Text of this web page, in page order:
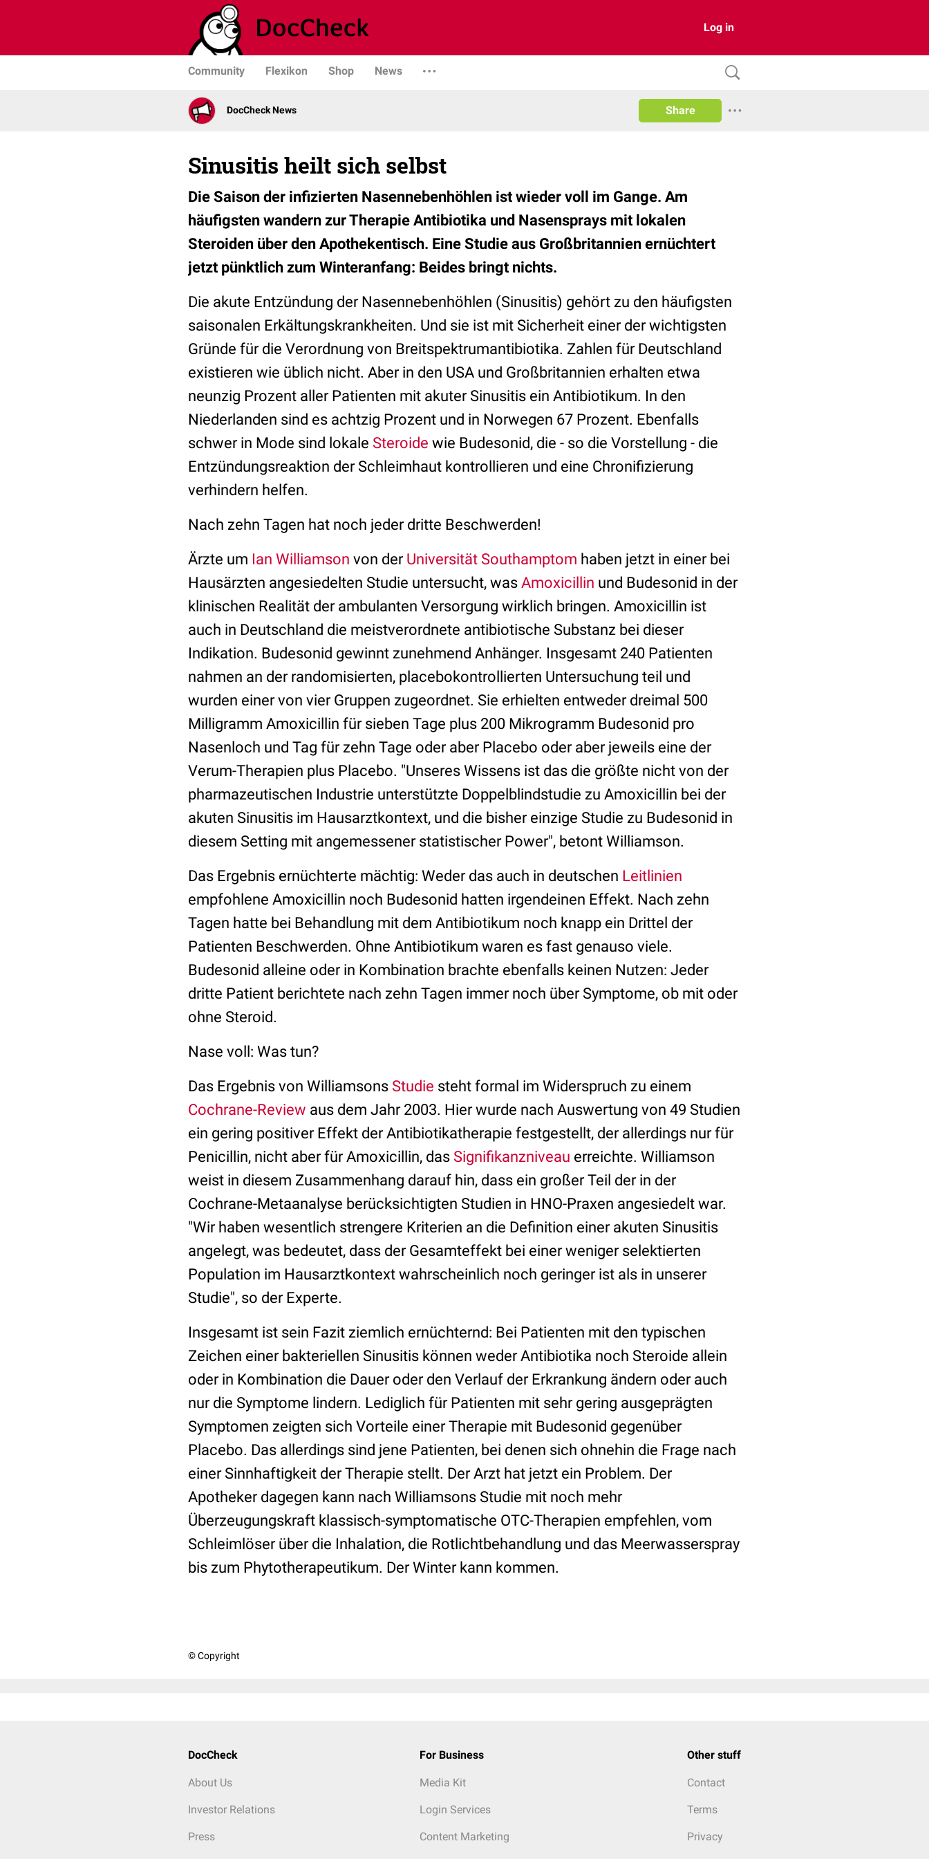
Log in
Community Flexikon Shop News
DocCheck News Share
Sinusitis heilt sich selbst
Die Saison der infizierten Nasennebenhöhlen ist wieder voll im Gange. Am
häufigsten wandern zur Therapie Antibiotika und Nasensprays mit lokalen
Steroiden über den Apothekentisch. Eine Studie aus Großbritannien ernüchtert
jetzt pünktlich zum Winteranfang: Beides bringt nichts.
Die akute Entzündung der Nasennebenhöhlen (Sinusitis) gehört zu den häufigsten
saisonalen Erkältungskrankheiten. Und sie ist mit Sicherheit einer der wichtigsten
Gründe für die Verordnung von Breitspektrumantibiotika. Zahlen für Deutschland
existieren wie üblich nicht. Aber in den USA und Großbritannien erhalten etwa
neunzig Prozent aller Patienten mit akuter Sinusitis ein Antibiotikum. In den
Niederlanden sind es achtzig Prozent und in Norwegen 67 Prozent. Ebenfalls
schwer in Mode sind lokale Steroide wie Budesonid, die - so die Vorstellung - die
Entzündungsreaktion der Schleimhaut kontrollieren und eine Chronifizierung
verhindern helfen.
Nach zehn Tagen hat noch jeder dritte Beschwerden!
Ärzte um Ian Williamson von der Universität Southamptom haben jetzt in einer bei
Hausärzten angesiedelten Studie untersucht, was Amoxicillin und Budesonid in der
klinischen Realität der ambulanten Versorgung wirklich bringen. Amoxicillin ist
auch in Deutschland die meistverordnete antibiotische Substanz bei dieser
Indikation. Budesonid gewinnt zunehmend Anhänger. Insgesamt 240 Patienten
nahmen an der randomisierten, placebokontrollierten Untersuchung teil und
wurden einer von vier Gruppen zugeordnet. Sie erhielten entweder dreimal 500
Milligramm Amoxicillin für sieben Tage plus 200 Mikrogramm Budesonid pro
Nasenloch und Tag für zehn Tage oder aber Placebo oder aber jeweils eine der
Verum-Therapien plus Placebo. "Unseres Wissens ist das die größte nicht von der
pharmazeutischen Industrie unterstützte Doppelblindstudie zu Amoxicillin bei der
akuten Sinusitis im Hausarztkontext, und die bisher einzige Studie zu Budesonid in
diesem Setting mit angemessener statistischer Power", betont Williamson.
Das Ergebnis ernüchterte mächtig: Weder das auch in deutschen Leitlinien
empfohlene Amoxicillin noch Budesonid hatten irgendeinen Effekt. Nach zehn
Tagen hatte bei Behandlung mit dem Antibiotikum noch knapp ein Drittel der
Patienten Beschwerden. Ohne Antibiotikum waren es fast genauso viele.
Budesonid alleine oder in Kombination brachte ebenfalls keinen Nutzen: Jeder
dritte Patient berichtete nach zehn Tagen immer noch über Symptome, ob mit oder
ohne Steroid.
Nase voll: Was tun?
Das Ergebnis von Williamsons Studie steht formal im Widerspruch zu einem
Cochrane-Review aus dem Jahr 2003. Hier wurde nach Auswertung von 49 Studien
ein gering positiver Effekt der Antibiotikatherapie festgestellt, der allerdings nur für
Penicillin, nicht aber für Amoxicillin, das Signifikanzniveau erreichte. Williamson
weist in diesem Zusammenhang darauf hin, dass ein großer Teil der in der
Cochrane-Metaanalyse berücksichtigten Studien in HNO-Praxen angesiedelt war.
"Wir haben wesentlich strengere Kriterien an die Definition einer akuten Sinusitis
angelegt, was bedeutet, dass der Gesamteffekt bei einer weniger selektierten
Population im Hausarztkontext wahrscheinlich noch geringer ist als in unserer
Studie", so der Experte.
Insgesamt ist sein Fazit ziemlich ernüchternd: Bei Patienten mit den typischen
Zeichen einer bakteriellen Sinusitis können weder Antibiotika noch Steroide allein
oder in Kombination die Dauer oder den Verlauf der Erkrankung ändern oder auch
nur die Symptome lindern. Lediglich für Patienten mit sehr gering ausgeprägten
Symptomen zeigten sich Vorteile einer Therapie mit Budesonid gegenüber
Placebo. Das allerdings sind jene Patienten, bei denen sich ohnehin die Frage nach
einer Sinnhaftigkeit der Therapie stellt. Der Arzt hat jetzt ein Problem. Der
Apotheker dagegen kann nach Williamsons Studie mit noch mehr
Überzeugungskraft klassisch-symptomatische OTC-Therapien empfehlen, vom
Schleimlöser über die Inhalation, die Rotlichtbehandlung und das Meerwasserspray
bis zum Phytotherapeutikum. Der Winter kann kommen.
© Copyright
DocCheck
About Us
Investor Relations
Press
For Business
Media Kit
Login Services
Content Marketing
Other stuff
Contact
Terms
Privacy